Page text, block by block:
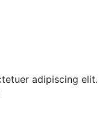
adipiscing elit.